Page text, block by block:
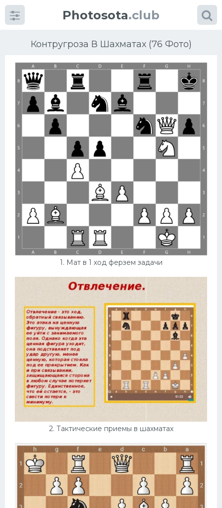
Photosota.club
Контругроза В Шахматах (76 Фото)
1. Мат в 1 ход ферзем задачи
2. Тактические приемы в шахматах
Категории
Много картинок...
Футбол
Хоккей
Велогонки
Конькобежный спорт
Тренажеры
Интерьеры квартир